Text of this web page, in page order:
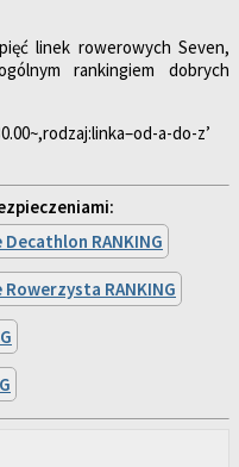
linek rowerowych Seven,
rankingiem dobrych
a-do-z’
RANKING
RANKING